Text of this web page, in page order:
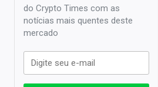
do Crypto Times com as
notícias mais quentes deste
mercado